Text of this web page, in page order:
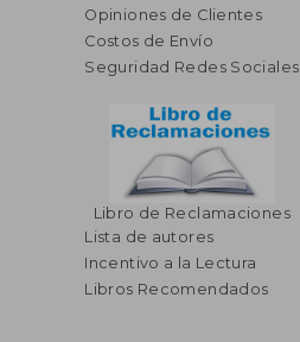
Opiniones de Clientes
Costos de Envío
Seguridad Redes Sociales
Libro de Reclamaciones
Lista de autores
Incentivo a la Lectura
Libros Recomendados